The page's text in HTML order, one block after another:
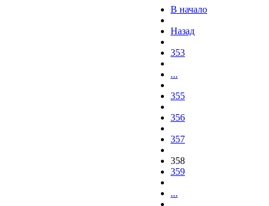
В начало
Назад
353
...
355
356
357
358
359
...